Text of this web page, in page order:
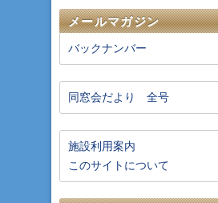
メールマガジン
バックナンバー
同窓会だより 全号
施設利用案内
このサイトについて